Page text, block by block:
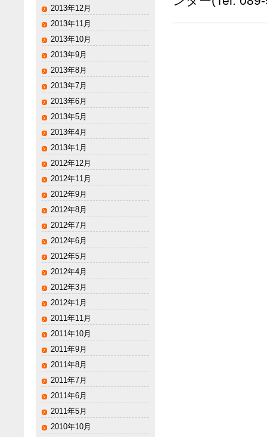
2013年12月
2013年11月
2013年10月
2013年9月
2013年8月
2013年7月
2013年6月
2013年5月
2013年4月
2013年1月
2012年12月
2012年11月
2012年9月
2012年8月
2012年7月
2012年6月
2012年5月
2012年4月
2012年3月
2012年1月
2011年11月
2011年10月
2011年9月
2011年8月
2011年7月
2011年6月
2011年5月
2010年10月